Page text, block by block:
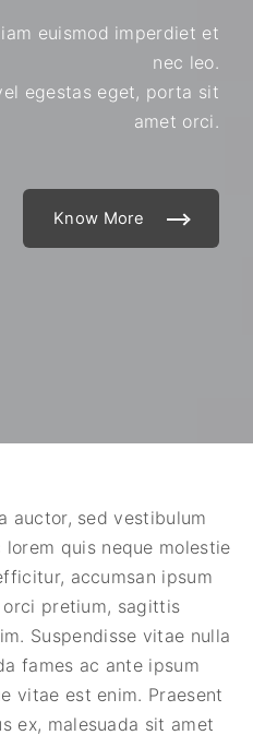
euismod imperdiet et
nec leo.
egestas eget, porta sit
amet orci.
Know More
auctor, sed vestibulum
quis neque molestie
accumsan ipsum
pretium, sagittis
Suspendisse vitae nulla
fames ac ante ipsum
vitae est enim. Praesent
ex, malesuada sit amet